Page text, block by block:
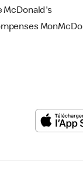
McDonald's
MonMcDo